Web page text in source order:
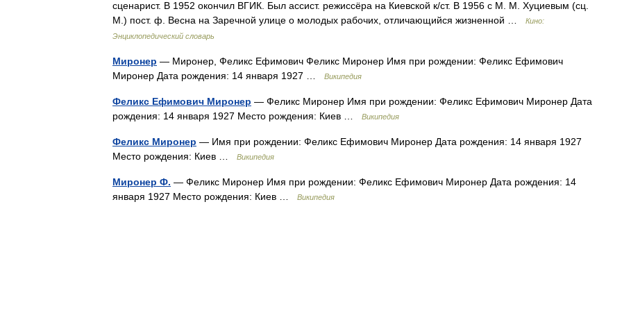
сценарист. В 1952 окончил ВГИК. Был ассист. режиссёра на Киевской к/ст. В 1956 с М. М. Хуциевым (сц.
М.) пост. ф. Весна на Заречной улице о молодых рабочих, отличающийся жизненной …
Кино:
Энциклопедический словарь
Миронер — Миронер, Феликс Ефимович Феликс Миронер Имя при рождении: Феликс Ефимович
Миронер Дата рождения: 14 января 1927 …
Википедия
Феликс Ефимович Миронер — Феликс Миронер Имя при рождении: Феликс Ефимович Миронер Дата
рождения: 14 января 1927 Место рождения: Киев …
Википедия
Феликс Миронер — Имя при рождении: Феликс Ефимович Миронер Дата рождения: 14 января 1927
Место рождения: Киев …
Википедия
Миронер Ф. — Феликс Миронер Имя при рождении: Феликс Ефимович Миронер Дата рождения: 14
января 1927 Место рождения: Киев …
Википедия